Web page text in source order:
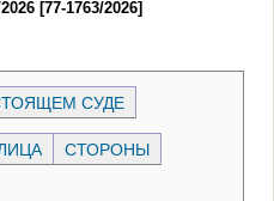
[77-1763/2026]
СУДЕ
СТОРОНЫ